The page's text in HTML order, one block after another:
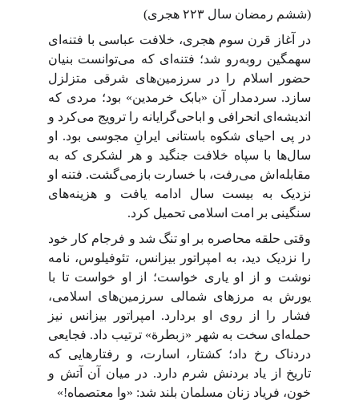
(ششم رمضان سال ۲۲۳ هجری)
در آغاز قرن سوم هجری، خلافت عباسی با فتنه‌ای
سهمگین روبه‌رو شد؛ فتنه‌ای که می‌توانست بنیان
حضور اسلام را در سرزمین‌های شرقی متزلزل
سازد. سردمدار آن «بابک خرمدین» بود؛ مردی که
اندیشه‌ای انحرافی و اباحی‌گرایانه را ترویج می‌کرد و
در پی احیای شکوه باستانی ایرانِ مجوسی بود. او
سال‌ها با سپاه خلافت جنگید و هر لشکری که به
مقابله‌اش می‌رفت، با خسارت بازمی‌گشت. فتنه او
نزدیک به بیست سال ادامه یافت و هزینه‌های
سنگینی بر امت اسلامی تحمیل کرد.
وقتی حلقه محاصره بر او تنگ شد و فرجام کار خود
را نزدیک دید، به امپراتور بیزانس، تئوفیلوس، نامه
نوشت و از او یاری خواست؛ از او خواست تا با
یورش به مرزهای شمالی سرزمین‌های اسلامی،
فشار را از روی او بردارد. امپراتور بیزانس نیز
حمله‌ای سخت به شهر «زبطرة» ترتیب داد. فجایعی
دردناک رخ داد؛ کشتار، اسارت، و رفتارهایی که
تاریخ از یاد بردنش شرم دارد. در میان آن آتش و
خون، فریاد زنان مسلمان بلند شد: «وا معتصماه!»